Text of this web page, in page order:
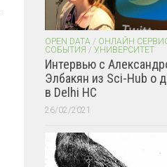
OPEN DATA / ОНЛАЙН
СОБЫТИЯ / УНИВЕРСИТЕТ
Интервью с
Элбакян из Sci-Hub о
в Delhi HC
26/02/2021